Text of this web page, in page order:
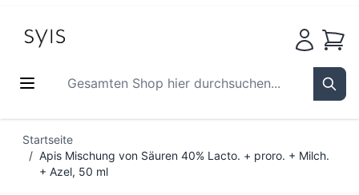
Gesamten Shop hier durchsuchen...
Startseite
/ Apis Mischung von Säuren 40% Lacto. + proro. + Milch.
+ Azel, 50 ml